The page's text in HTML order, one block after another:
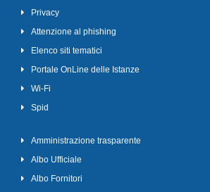
Privacy
Attenzione al phishing
Elenco siti tematici
Portale OnLine delle Istanze
Wi-Fi
Spid
Amministrazione trasparente
Albo Ufficiale
Albo Fornitori